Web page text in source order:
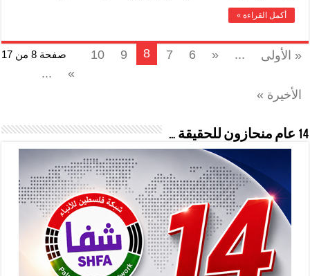
أكمل القراءة »
صفحة 8 من 17 « الأولى ...
«
6
7
8
9
10
»
...
الأخيرة »
14 عام منحازون للحقيقة …